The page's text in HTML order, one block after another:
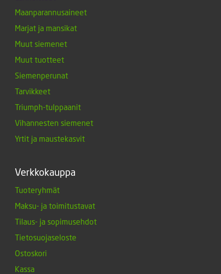
Maanparannusaineet
Marjat ja mansikat
Muut siemenet
Muut tuotteet
Siemenperunat
Tarvikkeet
Triumph-tulppaanit
Vihannesten siemenet
Yrtit ja maustekasvit
Verkkokauppa
Tuoteryhmät
Maksu- ja toimitustavat
Tilaus- ja sopimusehdot
Tietosuojaseloste
Ostoskori
Kassa